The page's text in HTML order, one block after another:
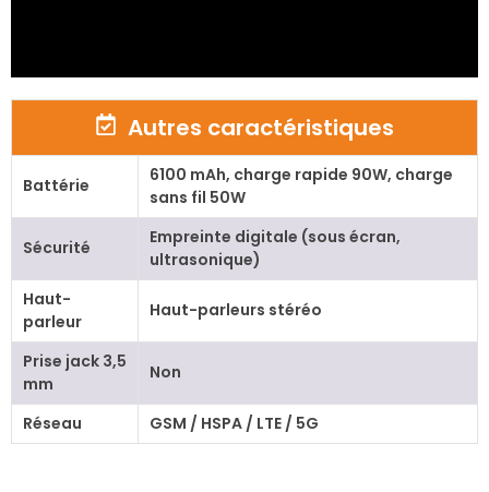
Autres caractéristiques
Battérie
6100 mAh, charge rapide 90W, charge
sans fil 50W
Sécurité
Empreinte digitale (sous écran,
ultrasonique)
Haut-
parleur
Haut-parleurs stéréo
Prise jack 3,5
mm
Non
Réseau GSM / HSPA / LTE / 5G